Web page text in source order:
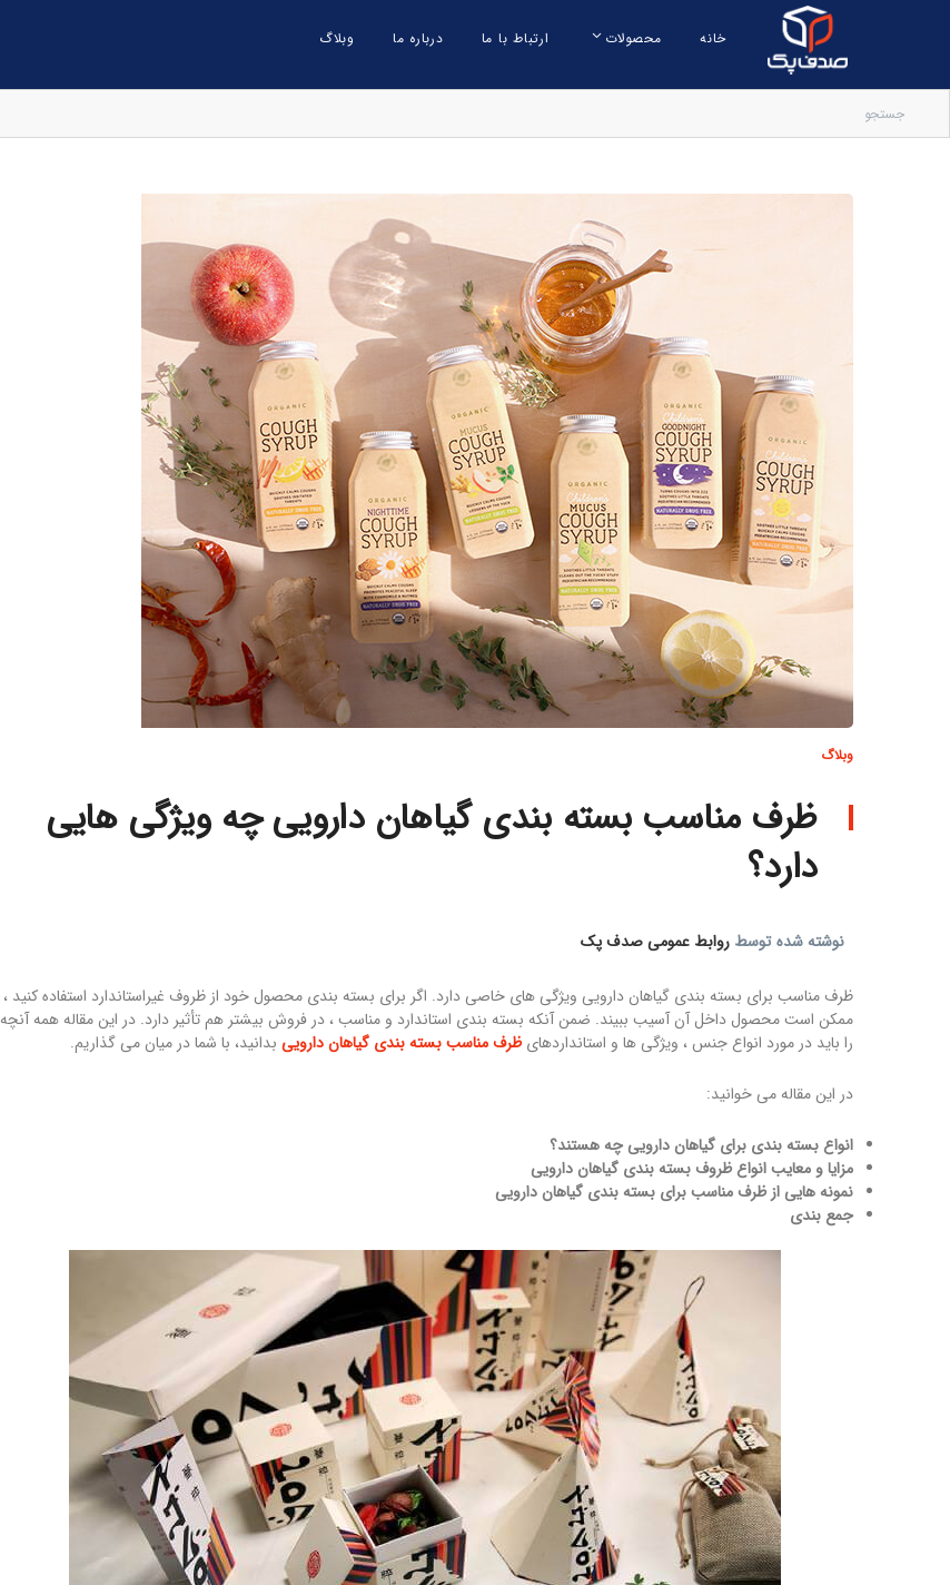
خانه محصولات ارتباط با ما درباره ما وبلاگ
وبلاگ
ظرف مناسب بسته بندی گیاهان دارویی چه ویژگی هایی
دارد؟
نوشته شده توسط روابط عمومی صدف پک
ظرف مناسب برای بسته بندی گیاهان دارویی ویژگی های خاصی دارد. اگر برای بسته بندی محصول خود از ظروف غیراستاندارد استفاده کنید ،
ممکن است محصول داخل آن آسیب ببیند. ضمن آنکه بسته بندی استاندارد و مناسب ، در فروش بیشتر هم تأثیر دارد. در این مقاله همه آنچه
را باید در مورد انواع جنس ، ویژگی ها و استانداردهایظرف مناسب بسته بندی گیاهان دارویی بدانید، با شما در میان می گذاریم.
در این مقاله می خوانید:
انواع بسته بندی برای گیاهان دارویی چه هستند؟
مزایا و معایب انواع ظروف بسته بندی گیاهان دارویی
نمونه هایی از ظرف مناسب برای بسته بندی گیاهان دارویی
جمع بندی